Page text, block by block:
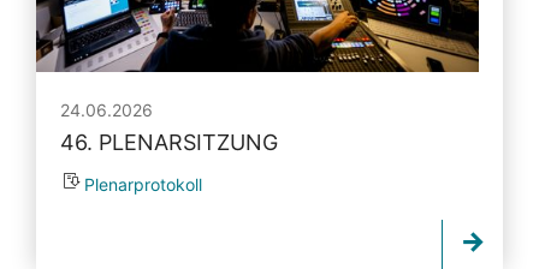
24.06.2026
46. PLENARSITZUNG
Plenarprotokoll